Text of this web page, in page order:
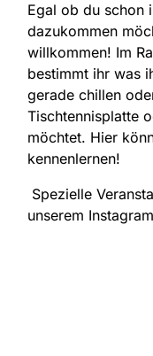
Egal ob du schon
dazukommen
willkommen! Im
bestimmt ihr was
gerade chillen
Tischtennisplatte
möchtet. Hier
kennenlernen!
Spezielle
unserem